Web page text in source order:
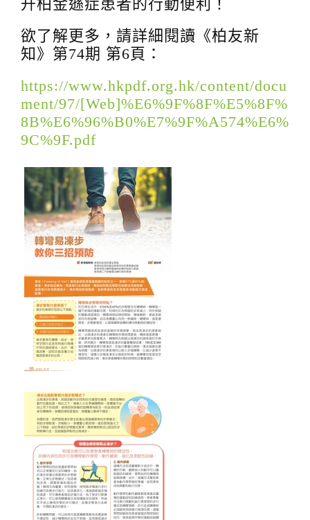
升柏金遜症患者的行動便利！
欲了解更多，請詳細閱讀《柏友新
知》第74期 第6頁：
https://www.hkpdf.org.hk/content/docu
ment/97/[Web]%E6%9F%8F%E5%8F%
8B%E6%96%B0%E7%9F%A574%E6%
9C%9F.pdf